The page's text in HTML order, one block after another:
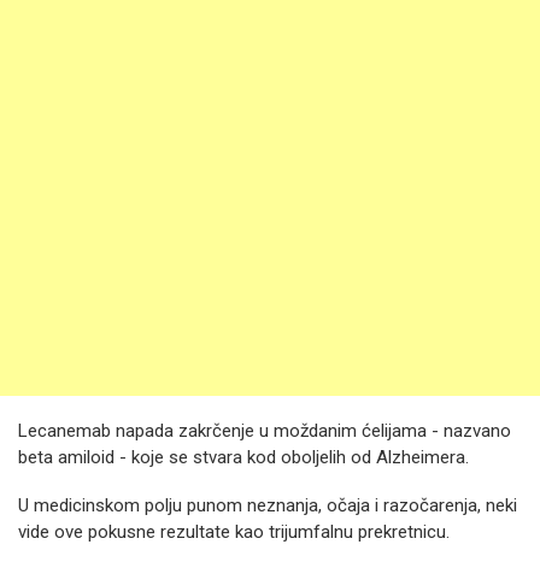
Lecanemab napada zakrčenje u moždanim ćelijama - nazvano
beta amiloid - koje se stvara kod oboljelih od Alzheimera.
U medicinskom polju punom neznanja, očaja i razočarenja, neki
vide ove pokusne rezultate kao trijumfalnu prekretnicu.